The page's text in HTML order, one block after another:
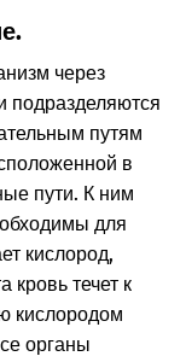
через
подразделяются
путям
в
пути. К ним
для
кислород,
кровь течет к
кислородом
органы